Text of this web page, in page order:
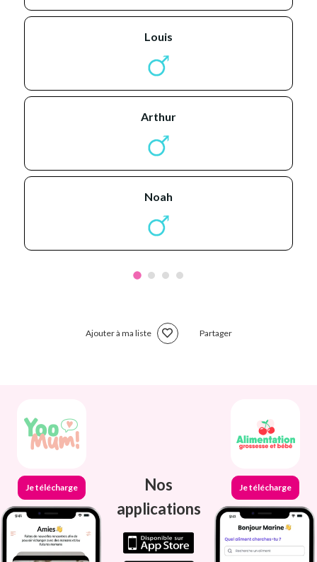
louis
arthur
noah
Ajouter à ma liste Partager
Je télécharge
Nos
applications
Je télécharge